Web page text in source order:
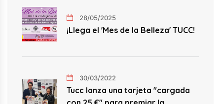
28/05/2025
¡Llega el 'Mes de la Belleza' TUCC!
30/03/2022
Tucc lanza una tarjeta "cargada